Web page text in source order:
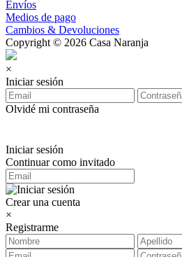
Envíos
Medios de pago
Cambios & Devoluciones
Copyright © 2026 Casa Naranja
×
Iniciar sesión
Olvidé mi contraseña
Iniciar sesión
Continuar como invitado
Crear una cuenta
×
Registrarme